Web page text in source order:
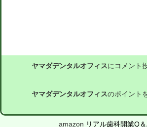
ヤマダデンタルオフィスにコメント
ヤマダデンタルオフィスのポイント
amazon リアル歯科開業Q